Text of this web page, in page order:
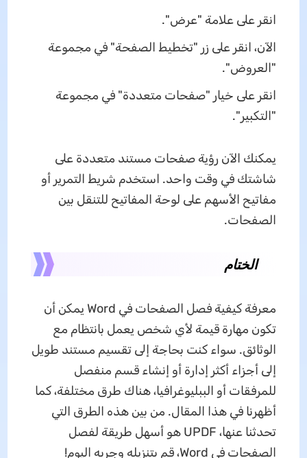
انقر على علامة "عرض".
الآن، انقر على زر "تخطيط الصفحة" في مجموعة
"العروض".
انقر على خيار "صفحات متعددة" في مجموعة
"التكبير".
يمكنك الآن رؤية صفحات مستند متعددة على
شاشتك في وقت واحد. استخدم شريط التمرير أو
مفاتيح الأسهم على لوحة المفاتيح للتنقل بين
الصفحات.
الختام
معرفة كيفية فصل الصفحات في Word يمكن أن
تكون مهارة قيمة لأي شخص يعمل بانتظام مع
الوثائق. سواء كنت بحاجة إلى تقسيم مستند طويل
إلى أجزاء أكثر إدارة أو إنشاء قسم منفصل
للمرفقات أو الببليوغرافيا، هناك طرق مختلفة، كما
أظهرنا في هذا المقال. من بين هذه الطرق التي
تحدثنا عنها، UPDF هو أسهل طريقة لفصل
الصفحات في Word، قم بتنزيله وجربه اليوم!